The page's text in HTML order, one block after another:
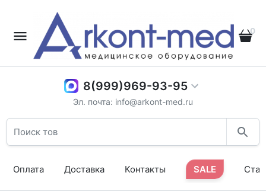
0
8(999)969-93-95
Эл. почта: info@arkont-med.ru
Оплата Доставка Контакты SALE